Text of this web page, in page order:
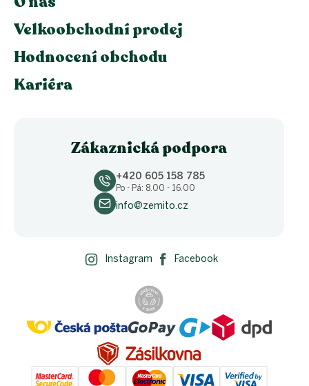
Velkoobchodní prodej
Hodnocení obchodu
Kariéra
Zákaznická podpora
+420 605 158 785
Po - Pá: 8.00 - 16.00
info@zemito.cz
Instagram Facebook